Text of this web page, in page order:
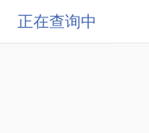
正在查询中